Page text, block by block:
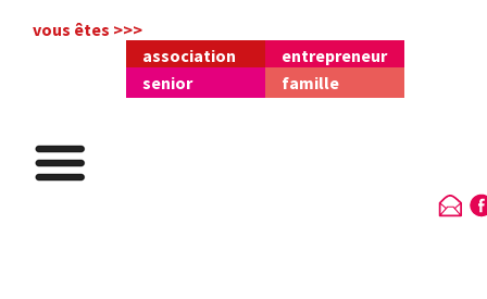
vous êtes >>>
association
entrepreneur
senior
famille